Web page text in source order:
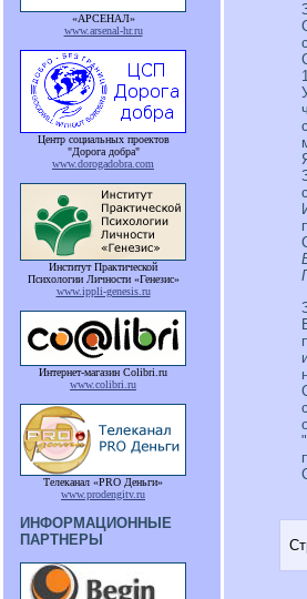
«АРСЕНАЛ»
www.arsenal-hr.ru
Центр социальных проектов
"Дорога добра"
www.dorogadobra.com
Институт Практической
Психологии Личности «Генезис»
www.ippli-genesis.ru
Интернет-магазин Colibri.ru
www.colibri.ru
Телеканал «PRO Деньги»
www.prodengitv.ru
ИНФОРМАЦИОННЫЕ
ПАРТНЕРЫ